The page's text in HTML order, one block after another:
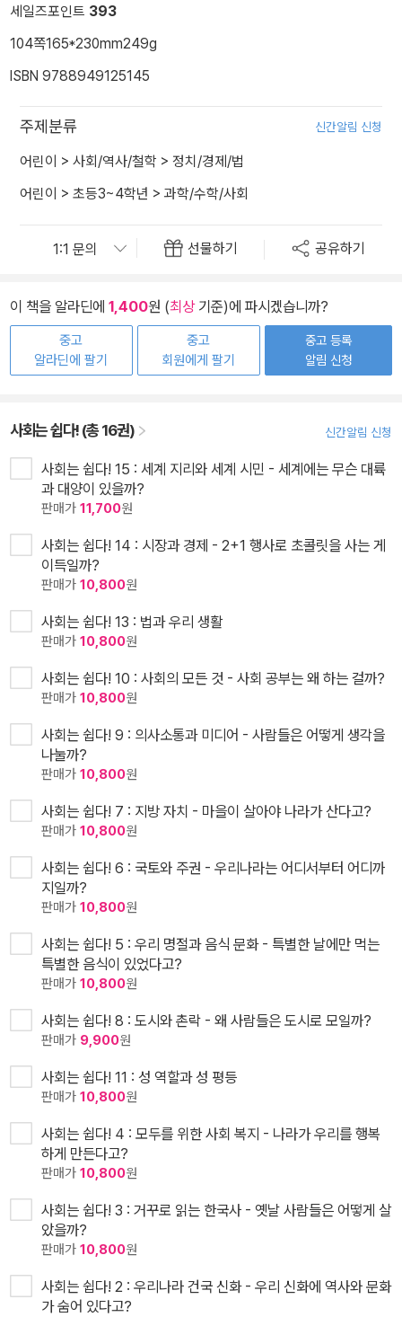
세일즈포인트 393
104쪽165*230mm249g
ISBN 9788949125145
주제분류 신간알림 신청
어린이 > 사회/역사/철학 > 정치/경제/법
어린이 > 초등3~4학년 > 과학/수학/사회
선물하기 공유하기
이 책을 알라딘에 1,400원 (최상기준)에 파시겠습니까?
중고
알라딘에 팔기
중고
회원에게 팔기
중고 등록
알림 신청
사회는 쉽다! (총 16권) 신간알림 신청
사회는 쉽다! 15 : 세계 지리와 세계 시민 - 세계에는 무슨 대륙
과 대양이 있을까?
판매가 11,700원
사회는 쉽다! 14 : 시장과 경제 - 2+1 행사로 초콜릿을 사는 게
이득일까?
판매가 10,800원
사회는 쉽다! 13 : 법과 우리 생활
판매가 10,800원
사회는 쉽다! 10 : 사회의 모든 것 - 사회 공부는 왜 하는 걸까?
판매가 10,800원
사회는 쉽다! 9 : 의사소통과 미디어 - 사람들은 어떻게 생각을
나눌까?
판매가 10,800원
사회는 쉽다! 7 : 지방 자치 - 마을이 살아야 나라가 산다고?
판매가 10,800원
사회는 쉽다! 6 : 국토와 주권 - 우리나라는 어디서부터 어디까
지일까?
판매가 10,800원
사회는 쉽다! 5 : 우리 명절과 음식 문화 - 특별한 날에만 먹는
특별한 음식이 있었다고?
판매가 10,800원
사회는 쉽다! 8 : 도시와 촌락 - 왜 사람들은 도시로 모일까?
판매가 9,900원
사회는 쉽다! 11 : 성 역할과 성 평등
판매가 10,800원
사회는 쉽다! 4 : 모두를 위한 사회 복지 - 나라가 우리를 행복
하게 만든다고?
판매가 10,800원
사회는 쉽다! 3 : 거꾸로 읽는 한국사 - 옛날 사람들은 어떻게 살
았을까?
판매가 10,800원
사회는 쉽다! 2 : 우리나라 건국 신화 - 우리 신화에 역사와 문화
가 숨어 있다고?